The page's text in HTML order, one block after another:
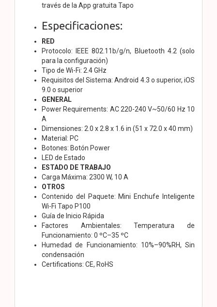
través de la App gratuita Tapo
Especificaciones:
RED
Protocolo: IEEE 802.11b/g/n, Bluetooth 4.2 (solo
para la configuración)
Tipo de Wi-Fi: 2.4 GHz
Requisitos del Sistema: Android 4.3 o superior, iOS
9.0 o superior
GENERAL
Power Requirements: AC 220-240 V~50/60 Hz 10
A
Dimensiones: 2.0 x 2.8 x 1.6 in (51 x 72.0 x 40 mm)
Material: PC
Botones: Botón Power
LED de Estado
ESTADO DE TRABAJO
Carga Máxima: 2300 W, 10 A
OTROS
Contenido del Paquete: Mini Enchufe Inteligente
Wi-Fi Tapo P100
Guía de Inicio Rápida
Factores Ambientales: Temperatura de
Funcionamiento: 0 ºC–35 ºC
Humedad de Funcionamiento: 10%–90%RH, Sin
condensación
Certifications: CE, RoHS